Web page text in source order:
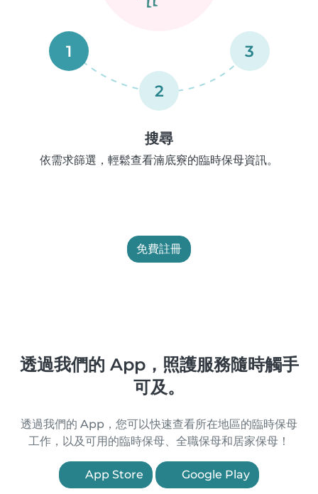
1
2
3
搜尋
依需求篩選，輕鬆查看湳底竂的臨時保母資訊。
免費註冊
透過我們的 App，照護服務隨時觸手
可及。
透過我們的 App，您可以快速查看所在地區的臨時保母
工作，以及可用的臨時保母、全職保母和居家保母！
App Store Google Play